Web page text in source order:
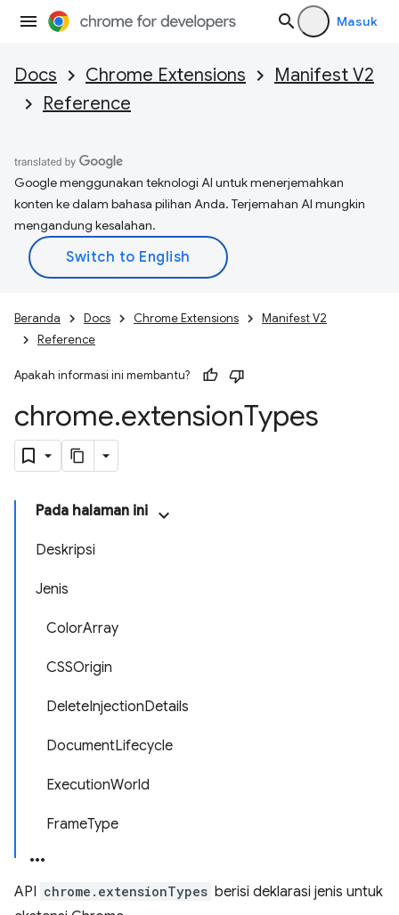
Masuk
Docs Chrome Extensions
Manifest V2
Reference
Google menggunakan teknologi AI untuk menerjemahkan
konten ke dalam bahasa pilihan Anda. Terjemahan AI mungkin
mengandung kesalahan.
Beranda Docs Chrome Extensions
Manifest V2
Reference
Apakah informasi ini membantu?
chrome.extensionTypes
Pada halaman ini
Deskripsi
Jenis
ColorArray
CSSOrigin
DeleteInjectionDetails
DocumentLifecycle
ExecutionWorld
FrameType
API chrome.extensionTypes berisi deklarasi jenis untuk